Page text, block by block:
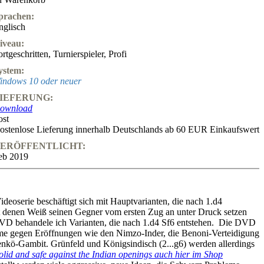
, Turnierspieler, Profi
10 oder neuer
Lieferung innerhalb Deutschlands ab 60 EUR Einkaufswert
2019
beschäftigt sich mit Hauptvarianten, die nach 1.d4
Weiß seinen Gegner vom ersten Zug an unter Druck setzen
behandele ich Varianten, die nach 1.d4 Sf6 entstehen. Die DVD
gegen Eröffnungen wie den Nimzo-Inder, die Benoni-Verteidigung
Gambit. Grünfeld und Königsindisch (2...g6) werden allerdings
and safe against the Indian openings auch hier im Shop